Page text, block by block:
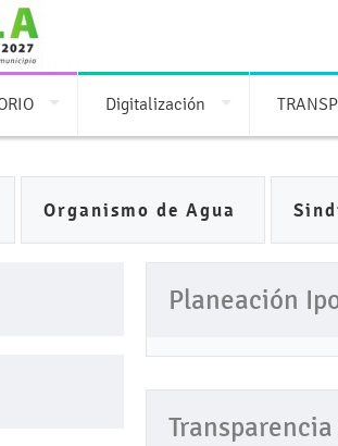
Digitalización
Organismo de Agua
Planeación